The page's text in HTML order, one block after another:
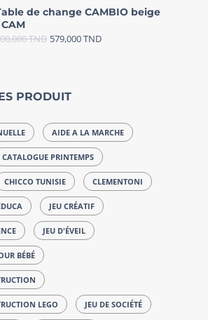
de change CAMBIO beige
TND 579,000TND
PRODUIT
AIDE A LA MARCHE
CATALOGUE PRINTEMPS
CHICCO TUNISIE CLEMENTONI
JEU CRÉATIF
JEU D'ÉVEIL
BÉBÉ
LEGO JEU DE SOCIÉTÉ